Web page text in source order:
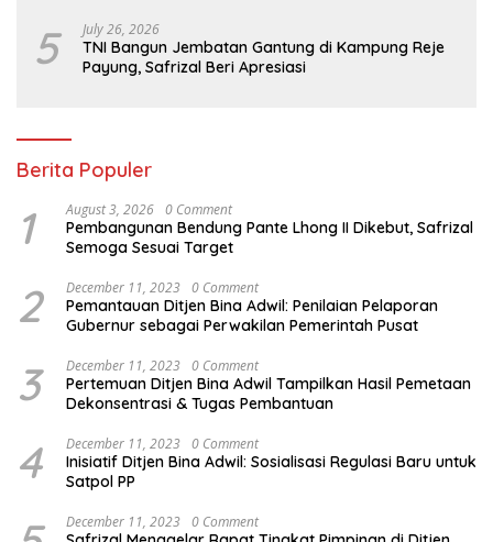
5 July 26, 2026
TNI Bangun Jembatan Gantung di Kampung Reje
Payung, Safrizal Beri Apresiasi
Berita Populer
1 August 3, 2026 0 Comment
Pembangunan Bendung Pante Lhong II Dikebut, Safrizal
Semoga Sesuai Target
2 December 11, 2023 0 Comment
Pemantauan Ditjen Bina Adwil: Penilaian Pelaporan
Gubernur sebagai Perwakilan Pemerintah Pusat
3 December 11, 2023 0 Comment
Pertemuan Ditjen Bina Adwil Tampilkan Hasil Pemetaan
Dekonsentrasi & Tugas Pembantuan
4 December 11, 2023 0 Comment
Inisiatif Ditjen Bina Adwil: Sosialisasi Regulasi Baru untuk
Satpol PP
December 11, 2023 0 Comment